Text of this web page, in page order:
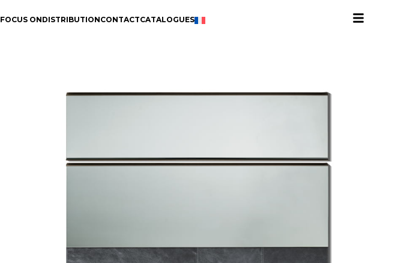
FOCUS ONDISTRIBUTIONCONTACTCATALOGUES